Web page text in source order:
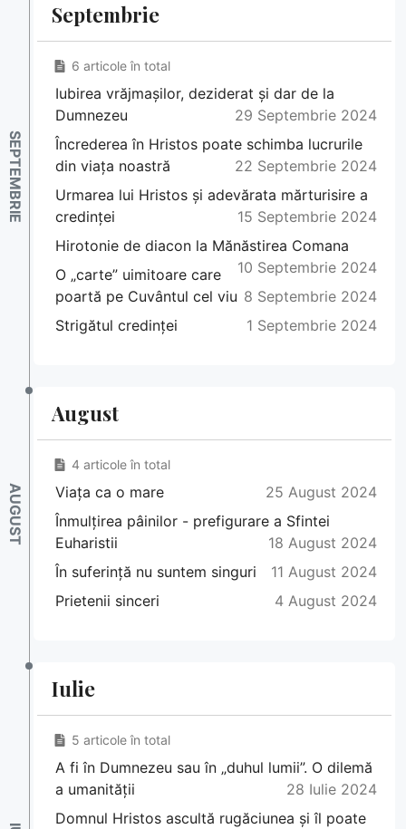
Septembrie
6 articole în total
Iubirea vrăjmașilor, deziderat și dar de la
Dumnezeu
29 Septembrie 2024
Încrederea în Hristos poate schimba lucrurile
din viața noastră
22 Septembrie 2024
Urmarea lui Hristos și adevărata mărturisire a
credinței
15 Septembrie 2024
Hirotonie de diacon la Mănăstirea Comana
10 Septembrie 2024
O „carte” uimitoare care
poartă pe Cuvântul cel viu 8 Septembrie 2024
Strigătul credinței
1 Septembrie 2024
August
4 articole în total
Viața ca o mare
25 August 2024
Înmulțirea pâinilor - prefigurare a Sfintei
Euharistii
18 August 2024
În suferință nu suntem singuri
11 August 2024
Prietenii sinceri
4 August 2024
Iulie
5 articole în total
A fi în Dumnezeu sau în „duhul lumii”. O dilemă
a umanității
28 Iulie 2024
Domnul Hristos ascultă rugăciunea și îl poate